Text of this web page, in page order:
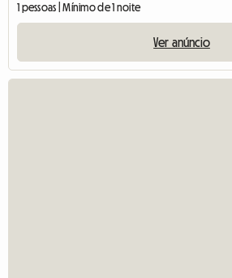
1 pessoas | Mínimo de 1 noite
Ver anúncio